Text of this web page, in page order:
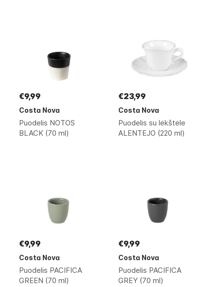
€9,99
Costa Nova
Puodelis NOTOS
BLACK (70 ml)
€23,99
Costa Nova
Puodelis su lėkštele
ALENTEJO (220 ml)
€9,99
Costa Nova
Puodelis PACIFICA
GREEN (70 ml)
€9,99
Costa Nova
Puodelis PACIFICA
GREY (70 ml)